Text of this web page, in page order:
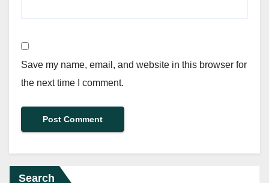
Save my name, email, and website in this browser for
the next time I comment.
Search